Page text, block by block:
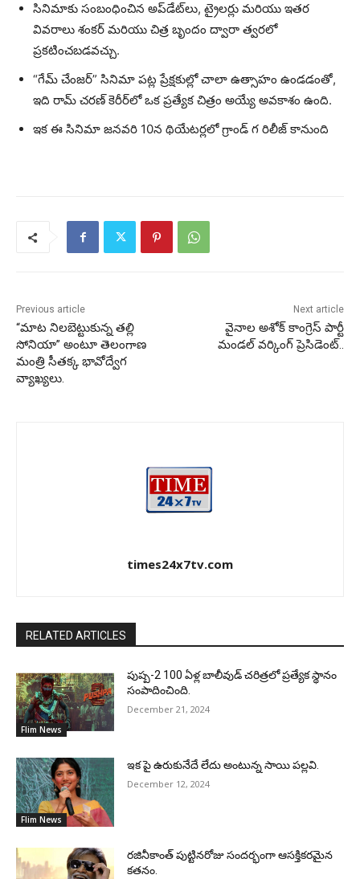
సినిమాకు సంబంధించిన అప్‌డేట్‌లు, ట్రైలర్లు మరియు ఇతర
వివరాలు శంకర్ మరియు చిత్ర బృందం ద్వారా త్వరలో
ప్రకటించబడవచ్చు.
“గేమ్ చేంజర్” సినిమా పట్ల ప్రేక్షకుల్లో చాలా ఉత్సాహం ఉండడంతో,
ఇది రామ్ చరణ్ కెరీర్‌లో ఒక ప్రత్యేక చిత్రం అయ్యే అవకాశం ఉంది.
ఇక ఈ సినిమా జనవరి 10న థియేటర్లలో గ్రాండ్ గ రిలీజ్ కానుంది
Previous article
“మాట నిలబెట్టుకున్న తల్లి
సోనియా” అంటూ తెలంగాణ
మంత్రి సీతక్క భావోద్వేగ
వ్యాఖ్యలు.
Next article
వైనాల అశోక్ కాంగ్రెస్ పార్టీ
మండల్ వర్కింగ్ ప్రెసిడెంట్..
times24x7tv.com
RELATED ARTICLES
Flim News
పుష్ప-2 100 ఏళ్ల బాలీవుడ్ చరిత్రలో ప్రత్యేక స్థానం
సంపాదించింది.
December 21, 2024
Flim News
ఇక పై ఉరుకునేదే లేదు అంటున్న సాయి పల్లవి.
December 12, 2024
రజినీకాంత్ పుట్టినరోజు సందర్భంగా ఆసక్తికరమైన
కతనం.